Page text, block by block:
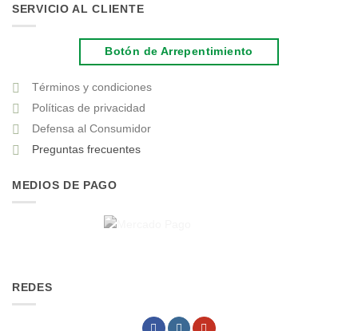
SERVICIO AL CLIENTE
Botón de Arrepentimiento
Términos y condiciones
Políticas de privacidad
Defensa al Consumidor
Preguntas frecuentes
MEDIOS DE PAGO
REDES